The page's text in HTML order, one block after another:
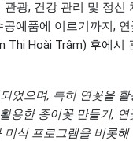
광, 건강 관리 및 정신
예품에 이르기까지,
Thị Hoài Trâm) 후에시
었으며, 특히 연꽃을
용한 종이꽃 만들기,
식 프로그램을 비롯